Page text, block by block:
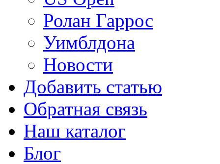
Ролан Гаррос
Уимблдона
Новости
Добавить статью
Обратная связь
Наш каталог
Блог